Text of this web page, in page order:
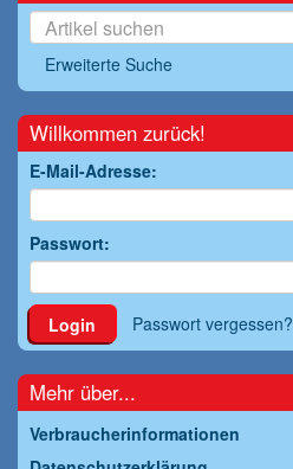
Erweiterte Suche
Willkommen zurück!
E-Mail-Adresse:
Passwort:
Login Passwort vergessen?
Mehr über...
Verbraucherinformationen